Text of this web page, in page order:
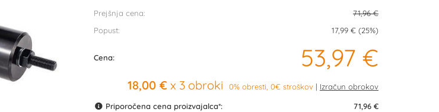
Prejšnja cena:
71,96 €
Popust:
17,99 € (25%)
Cena: 53,97 €
18,00 € x 3 obroki 0% obresti, 0€ stroškov
Priporočena cena proizvajalca*:
71,96 €